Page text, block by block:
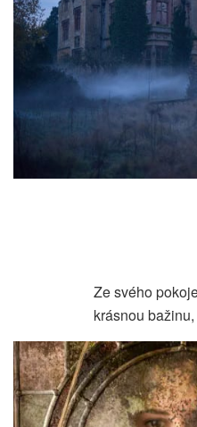
Ze svého
krásnou